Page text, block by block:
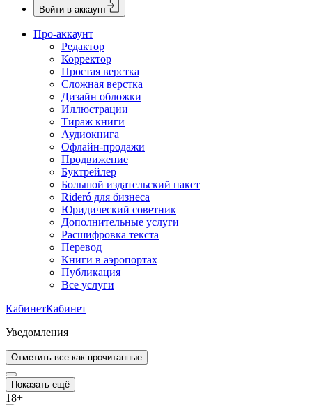
Войти в аккаунт
Про-аккаунт
Редактор
Корректор
Простая верстка
Сложная верстка
Дизайн обложки
Иллюстрации
Тираж книги
Аудиокнига
Офлайн-продажи
Продвижение
Буктрейлер
Большой издательский пакет
Rideró для бизнеса
Юридический советник
Дополнительные услуги
Расшифровка текста
Перевод
Книги в аэропортах
Публикация
Все услуги
КабинетКабинет
Уведомления
Отметить все как прочитанные
Показать ещё
18+